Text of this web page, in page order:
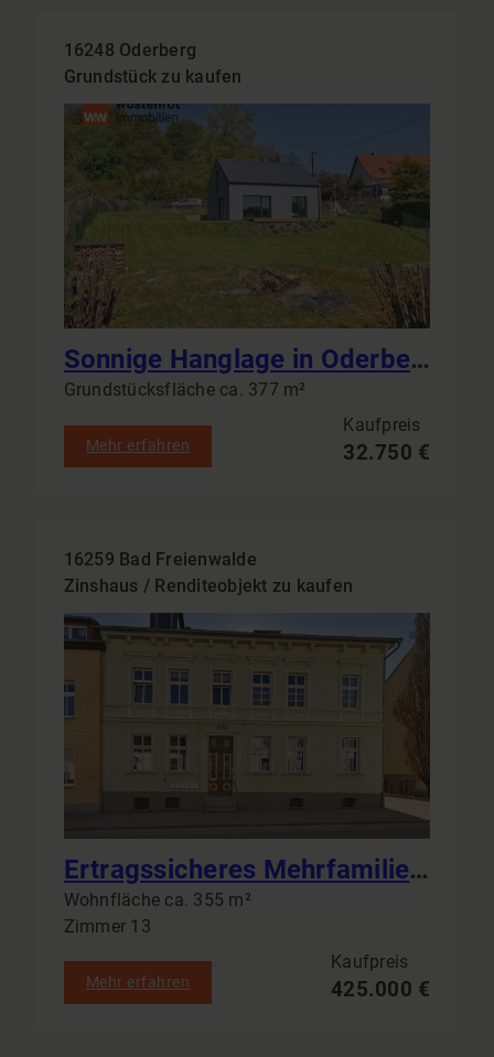
16248 Oderberg
Grundstück zu kaufen
Sonnige Hanglage in Oderberg: Erschlossene Grundstücke ab 377 m² – Naturnah, bebaubar, bauträgerfrei
Grundstücksfläche ca. 377 m²
Mehr erfahren
Kaufpreis
32.750 €
16259 Bad Freienwalde
Zinshaus / Renditeobjekt zu kaufen
Ertragssicheres Mehrfamilienhaus in Bad Freienwalde: 6 Einheiten & Garagen als solide Kapitalanlage
Wohnfläche ca. 355 m²
Zimmer 13
Mehr erfahren
Kaufpreis
425.000 €